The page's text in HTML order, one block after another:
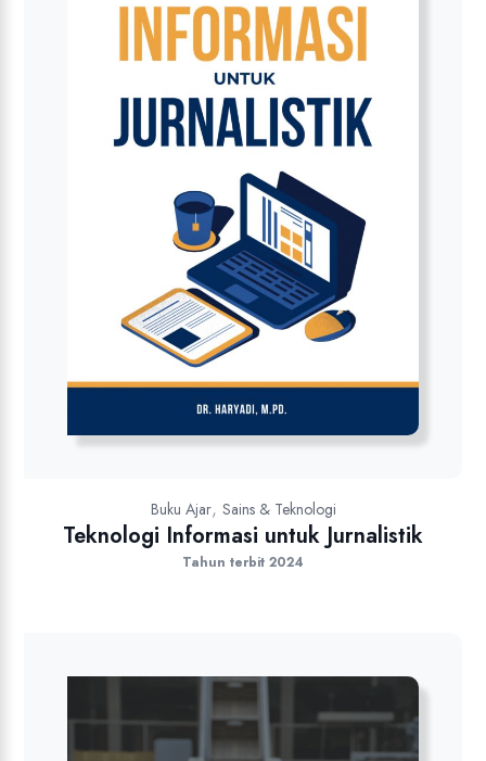
Buku Ajar, Sains & Teknologi
Teknologi Informasi untuk Jurnalistik
Tahun terbit 2024